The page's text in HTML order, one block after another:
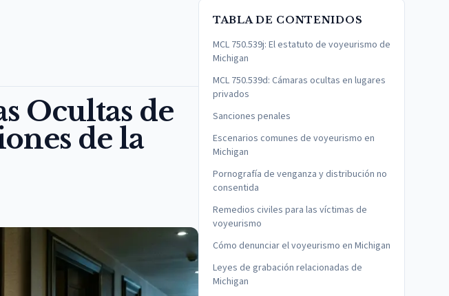
Ocultas de
de la
TABLA DE CONTENIDOS
MCL 750.539j: El estatuto de voyeurismo de
Michigan
MCL 750.539d: Cámaras ocultas en lugares
privados
Sanciones penales
Escenarios comunes de voyeurismo en
Michigan
Pornografía de venganza y distribución no
consentida
Remedios civiles para las víctimas de
voyeurismo
Cómo denunciar el voyeurismo en Michigan
Leyes de grabación relacionadas de
Michigan